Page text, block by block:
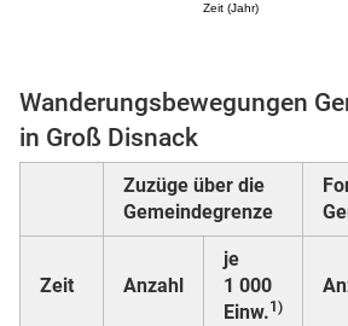
Zeit (Jahr)
Wanderungsbewegungen
in Groß Disnack
Zuzüge über die
Gemeindegrenze
Zeit Anzahl
je
1 000
Einw.1)